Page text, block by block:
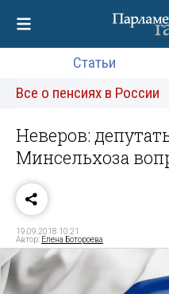
Статьи
Все о пенсиях в России
Неверов:
Минсельхоза
19.09.2018 10:21
Автор: Елена Ботороева